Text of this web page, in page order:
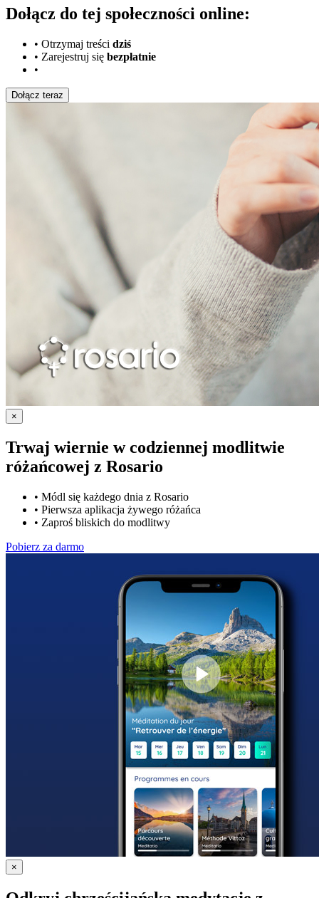
Dołącz do tej społeczności online:
• Otrzymaj treści dziś
• Zarejestruj się bezpłatnie
•
Dołącz teraz
×
Trwaj wiernie w codziennej modlitwie
różańcowej z Rosario
• Módl się każdego dnia z Rosario
• Pierwsza aplikacja żywego różańca
• Zaproś bliskich do modlitwy
Pobierz za darmo
×